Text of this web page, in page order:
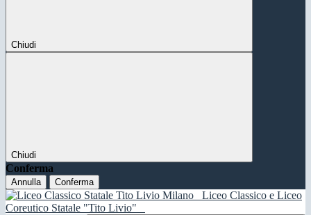
Chiudi
Chiudi
Conferma
Annulla Conferma
Liceo Classico e Liceo
Coreutico Statale "Tito Livio"